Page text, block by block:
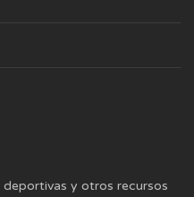
deportivas y otros recursos